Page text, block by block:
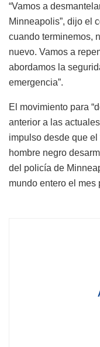
“Vamos a
Minneapolis”, dijo el
cuando terminemos,
nuevo. Vamos a
abordamos la
emergencia”.
El movimiento para
anterior a las
impulso desde que
hombre negro
del policía de
mundo entero el mes